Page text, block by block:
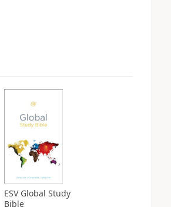
ESV Global Study
Bible